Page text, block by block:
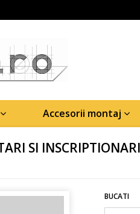
Accesorii montaj
SI
BUCATI